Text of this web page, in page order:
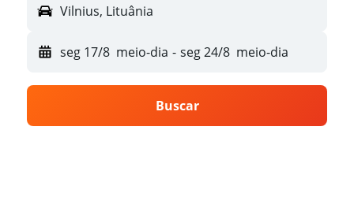
Vilnius, Lituânia
seg 17/8 meio-dia - seg 24/8 meio-dia
Buscar